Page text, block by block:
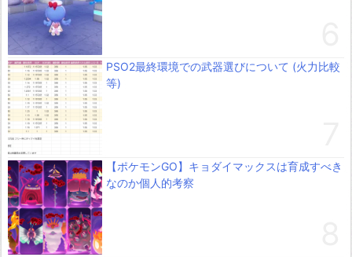
PSO2最終環境での武器選びについて (火力比較
等)
【ポケモンGO】キョダイマックスは育成すべき
なのか個人的考察